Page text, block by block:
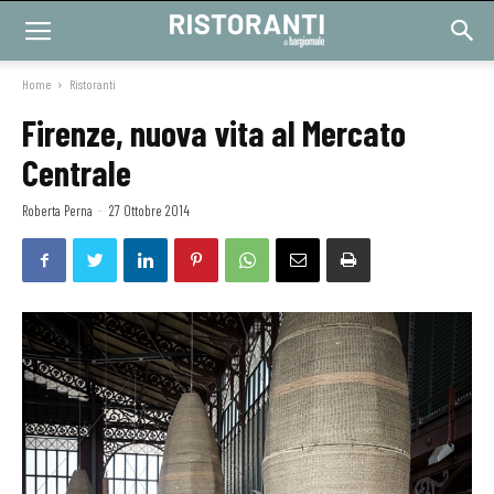
Home Ristoranti
Firenze, nuova vita al Mercato
Centrale
Roberta Perna - 27 Ottobre 2014